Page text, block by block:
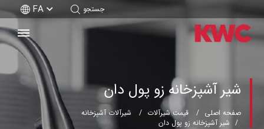
جستجو FA
شیر آشپزخانه زو پول دان
صفحه اصلی قیمت شیرآلات
شیرآلات آشپزخانه
شیر آشپزخانه زو پول دان